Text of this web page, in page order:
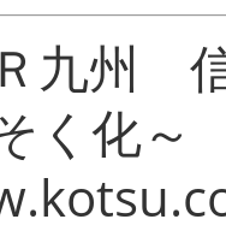
九州 信
く化～